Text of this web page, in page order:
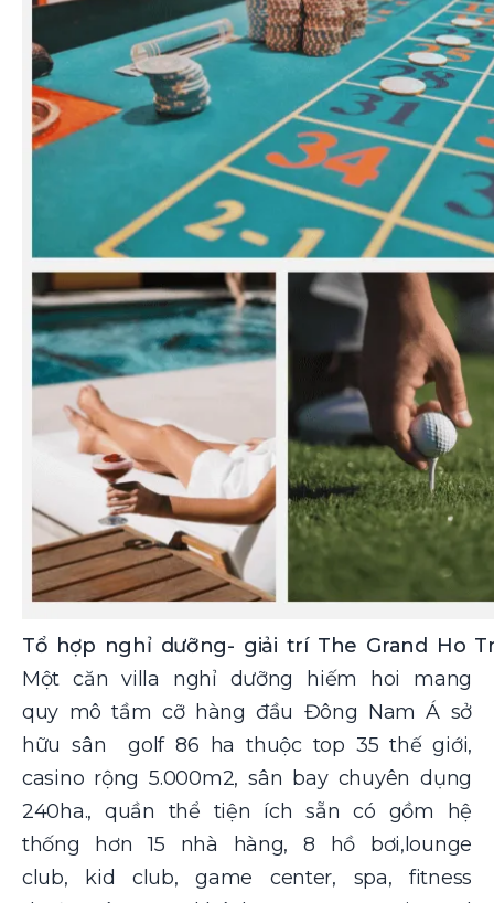
Tổ hợp nghỉ dưỡng- giải trí The Grand Ho
Một căn villa nghỉ dưỡng hiếm hoi mang
quy mô tầm cỡ hàng đầu Đông Nam Á sở
hữu sân golf 86 ha thuộc top 35 thế giới,
casino rộng 5.000m2, sân bay chuyên dụng
240ha., quần thể tiện ích sẵn có gồm hệ
thống hơn 15 nhà hàng, 8 hồ bơi,lounge
club, kid club, game center, spa, fitness